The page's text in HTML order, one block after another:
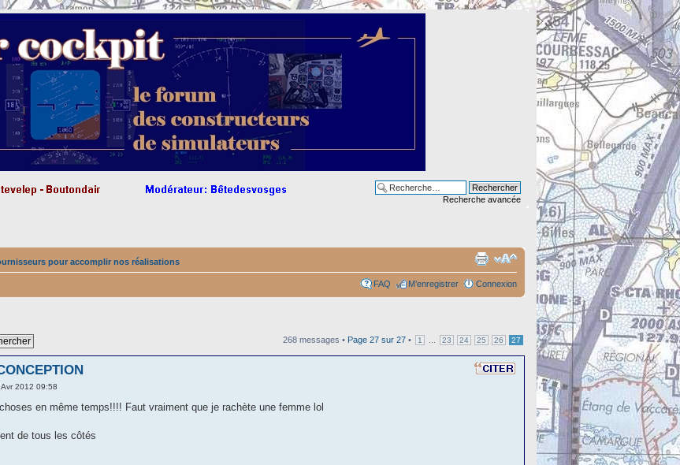
Recherche avancée
pour accomplir nos réalisations
FAQ M’enregistrer Connexion
268 messages • Page 27 sur 27 • 1 23 24 25 26 27
Avr 2012 09:58
en même temps!!!! Faut vraiment que je rachète une femme lol
de tous les côtés